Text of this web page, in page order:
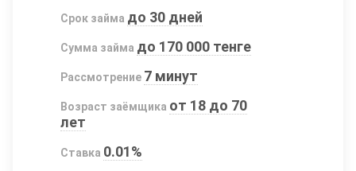
Срок займа до 30 дней
Сумма займа до 170 000 тенге
Рассмотрение 7 минут
Возраст заёмщика от 18 до 70
лет
Ставка 0.01%